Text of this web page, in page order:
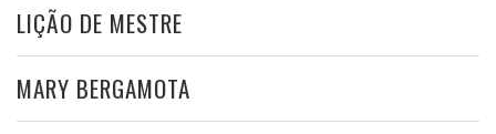
LIÇÃO DE MESTRE
MARY BERGAMOTA